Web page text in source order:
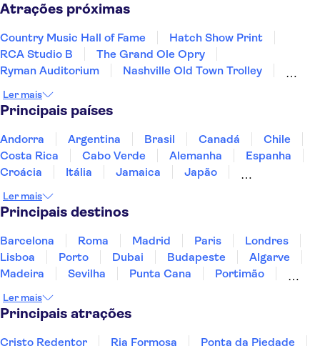
Atrações próximas
Country Music Hall of Fame
Hatch Show Print
RCA Studio B
The Grand Ole Opry
Ryman Auditorium
Nashville Old Town Trolley
Memorial & Museu do 11 de Setembro
Bairro Francês
Central Park
Estátua da Liberdade
Grand Canyon
Cataratas do Niágara
Ler mais
Principais países
Andorra Argentina Brasil Canadá
Chile
Costa Rica
Cabo Verde Alemanha
Espanha
Croácia
Itália Jamaica
Japão
Portugal
Singapura
Ler mais
Principais destinos
Barcelona Roma Madrid Paris
Londres
Lisboa
Porto Dubai Budapeste
Algarve
Madeira
Sevilha Punta Cana
Portimão
Sesimbra
Ler mais
Principais atrações
Cristo Redentor Ria Formosa
Ponta da Piedade